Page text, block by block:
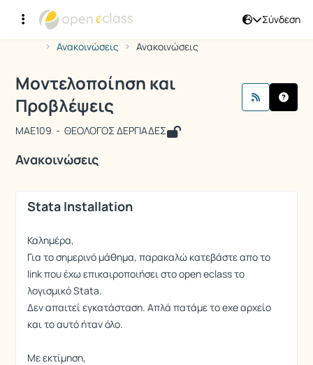
Σύνδεση
Αρχική Σελίδα
Ανακοινώσεις
Ανακοινώσεις
Μάθημα : Μοντελοποίηση και
Κωδικός : MAE109
Μοντελοποίηση και
Προβλέψεις
MAE109 - ΘΕΟΛΟΓΟΣ ΔΕΡΓΙΑΔΕΣ
Ανακοινώσεις
Stata Installation
Καλημέρα,
Για το σημερινό μάθημα, παρακαλώ κατεβάστε απο το
link που έχω επικαιροποιήσει στο open eclass το
λογισμικό Stata.
Δεν απαιτεί εγκατάσταση. Απλά πατάμε το exe αρχείο
και το αυτό ήταν όλο.
Με εκτίμηση,